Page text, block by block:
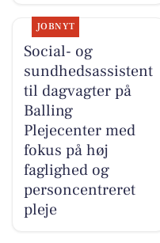
JOBNYT
Social- og
sundhedsassistent
til dagvagter på
Balling
Plejecenter med
fokus på høj
faglighed og
personcentreret
pleje